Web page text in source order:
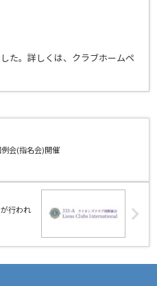
た。詳しくは、クラブホームペ
会(指名会)開催
行われ